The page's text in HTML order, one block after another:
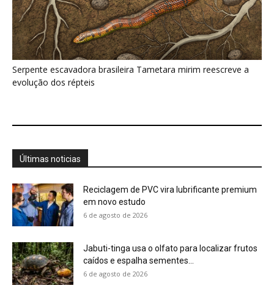
Serpente escavadora brasileira Tametara mirim reescreve a
evolução dos répteis
Últimas noticias
Reciclagem de PVC vira lubrificante premium
em novo estudo
6 de agosto de 2026
Jabuti-tinga usa o olfato para localizar frutos
caídos e espalha sementes...
6 de agosto de 2026